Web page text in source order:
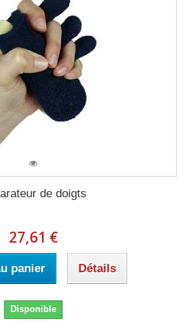
de doigts
27,61 €
panier Détails
Disponible